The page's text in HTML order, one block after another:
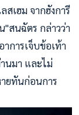
สเฮม จากฮังการี
"สนฉัตร กล่าวว่า
าการเจ็บข้อเท้า
นมา และไม่
ยทันก่อนการ